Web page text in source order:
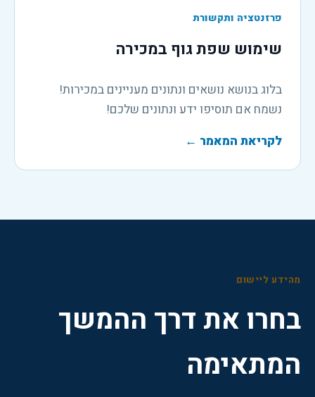
פרזנטציה ותקשורת
שימוש שפת גוף במכירה
בלוג בנושא נושאים ונתונים מעניינים במכירות!
נשמח אם תוסיפו ידע ונתונים שלכם!
לקריאת המאמר ←
מהידע ליישום
בחרו את דרך ההמשך
המתאימה